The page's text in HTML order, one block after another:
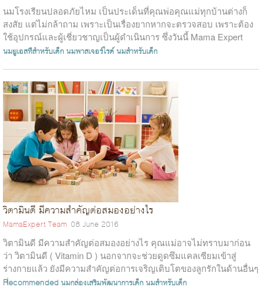
นมโรงเรียนปลอดภัยไหม เป็นประเด็นที่คุณพ่อคุณแม่ทุกบ้านต่างก็
สงสัย แต่ไม่กล้าถาม เพราะเป็นเรื่องยากหากจะตรวจสอบ เพราะต้อง
ใช้อุปกรณ์และผู้เชี่ยวชาญเป็นผู้ดำเนินการ ซึ่งวันนี้ Mama Expert
เปิดผลตรวจนมโร...
นมยูเอสทีสำหรับเด็กนมพาสเจอร์ไรด์นมสำหรับเด็ก
วิตามินดี มีความสำคัญต่อสมองอย่างไร
MamaExpert Team 08 June 2016
วิตามินดี มีความสำคัญต่อสมองอย่างไร คุณแม่อาจไม่ทราบมาก่อน
ว่า วิตามินดี ( Vitamin D ) นอกจากจะช่วยดูดซึมแคลเซียมเข้าสู่
ร่างกายแล้ว ยังมีความสำคัญต่อการเจริญเติบโตของลูกรักในด้านอื่นๆ
โดยเฉพาะระบบ...
Recommendedนมกล่องเสริมพัฒนาการเด็กนมสำหรับเด็ก